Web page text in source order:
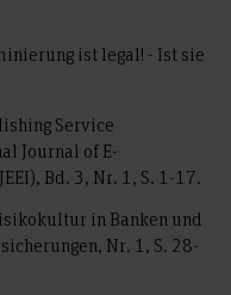
ist legal! - Ist sie
Service
Journal of E-
Bd. 3, Nr. 1, S. 1-17.
in Banken und
Nr. 1, S. 28-